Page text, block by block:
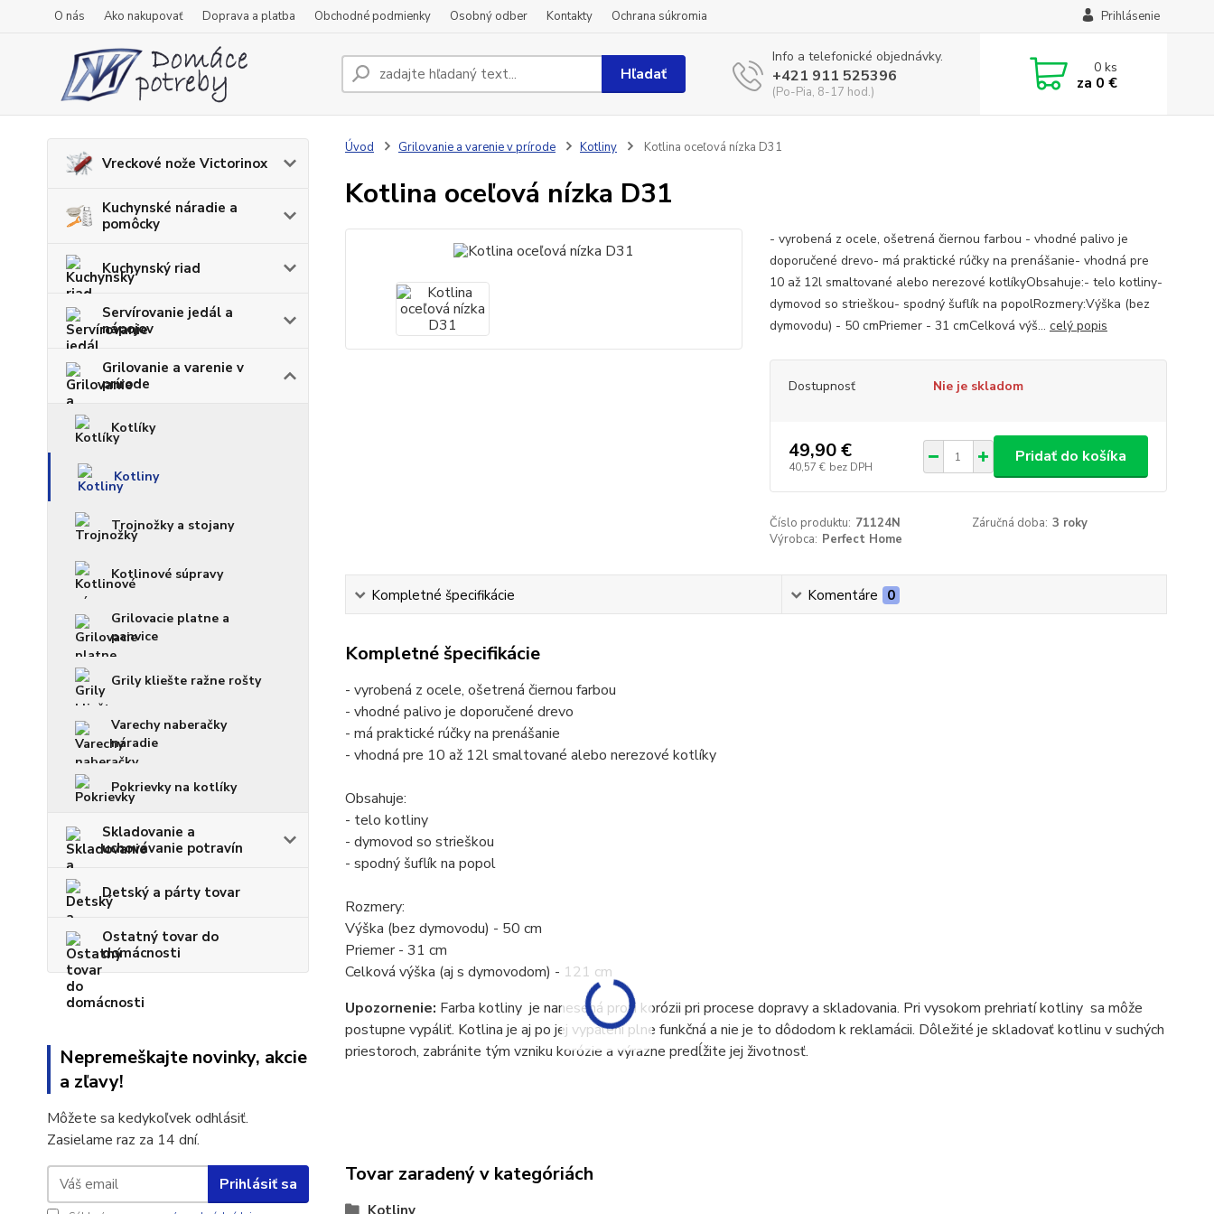
O nás Ako nakupovať Doprava a platba Obchodné podmienky Osobný odber Kontakty Ochrana súkromia Prihlásenie
Hľadať
Info a telefonické objednávky.
+421 911 525396
(Po-Pia, 8-17 hod.)
0ks
za 0 €
Vreckové nože Victorinox
Kuchynské náradie a
pomôcky
Kuchynský riad
Servírovanie jedál a
nápojov
Grilovanie a varenie v
prírode
Kotlíky
Kotliny
Trojnožky a stojany
Kotlinové súpravy
Grilovacie platne a
panvice
Grily kliešte ražne rošty
Varechy naberačky
náradie
Pokrievky na kotlíky
Skladovanie a
uchovávanie potravín
Detský a párty tovar
Ostatný tovar do
domácnosti
Nepremeškajte novinky, akcie
a zľavy!
Môžete sa kedykoľvek odhlásiť.
Zasielame raz za 14 dní.
Prihlásiť sa
Úvod Grilovanie a varenie v prírode Kotliny Kotlina oceľová nízka D31
Kotlina oceľová nízka D31
- vyrobená z ocele, ošetrená čiernou farbou - vhodné palivo je
doporučené drevo- má praktické rúčky na prenášanie- vhodná pre
10 až 12l smaltované alebo nerezové kotlíkyObsahuje:- telo kotliny-
dymovod so strieškou- spodný šuflík na popolRozmery:Výška (bez
dymovodu) - 50 cmPriemer - 31 cmCelková výš... celý popis
Dostupnosť Nie je skladom
49,90 €
40,57 € bez DPH
Pridať do košíka
Číslo produktu: 71124N Záručná doba: 3 roky
Výrobca: Perfect Home
Kompletné špecifikácie Komentáre 0
Kompletné špecifikácie
- vyrobená z ocele, ošetrená čiernou farbou
- vhodné palivo je doporučené drevo
- má praktické rúčky na prenášanie
- vhodná pre 10 až 12l smaltované alebo nerezové kotlíky
Obsahuje:
- telo kotliny
- dymovod so strieškou
- spodný šuflík na popol
Rozmery:
Výška (bez dymovodu) - 50 cm
Priemer - 31 cm
Celková výška (aj s dymovodom) - 121 cm
Upozornenie: Farba kotliny je nanesená proti korózii pri procese dopravy a skladovania. Pri vysokom prehriatí kotliny sa môže
postupne vypáliť. Kotlina je aj po jej vypálení plne funkčná a nie je to dôdodom k reklamácii. Dôležité je skladovať kotlinu v suchých
priestoroch, zabránite tým vzniku korózie a výrazne predĺžite jej životnosť.
Tovar zaradený v kategóriách
Kotliny